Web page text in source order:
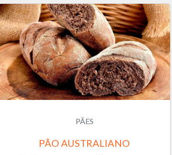
PÃES
PÃO AUSTRALIANO